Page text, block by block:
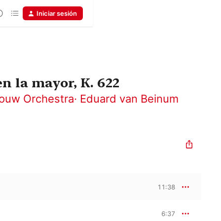
Iniciar sesión
la mayor, K. 622
Orchestra· Eduard van Beinum
11:38
6:37